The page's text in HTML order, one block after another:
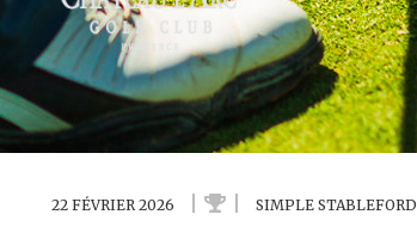
22 FÉVRIER 2026 SIMPLE STABLEFORD